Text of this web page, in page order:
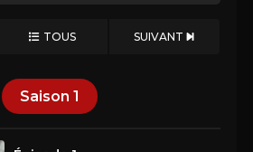
TOUS SUIVANT
Saison 1